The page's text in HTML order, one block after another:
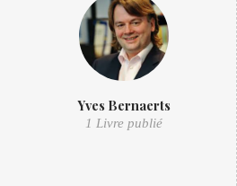
Yves Bernaerts
1 Livre publié